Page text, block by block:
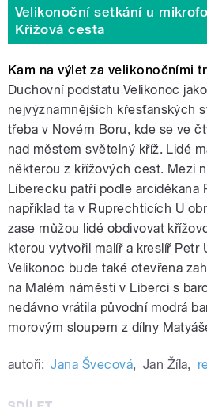
Velikonoční setkání u
Křížová cesta
Kam na výlet za velikonočními
Duchovní podstatu Velikonoc
nejvýznamnějších křesťanských
třeba v Novém Boru, kde se ve
nad městem světelný kříž. Lidé
některou z křížových cest. Mezi
Liberecku patří podle arciděkana
například ta v Ruprechticích U
zase můžou lidé obdivovat
kterou vytvořil malíř a kreslíř Petr
Velikonoc bude také otevřena
na Malém náměstí v Liberci s
nedávno vrátila původní modrá
morovým sloupem z dílny
autoři: Jana Švecová, Jan Žíla,